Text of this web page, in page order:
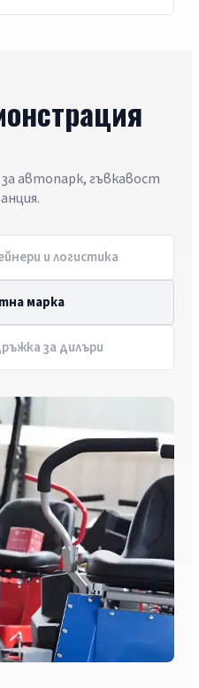
автопарк, гъвкавост
и логистика
марка
за дилъри